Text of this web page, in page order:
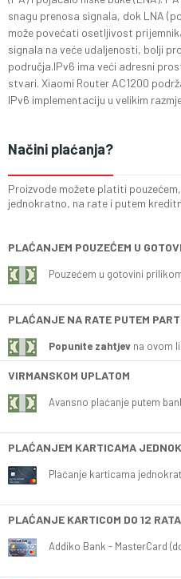
snagu prenosa signala, dok LNA
može povećati osetljivost
signala na veće udaljenosti, bolji
područja.IPv6 ima veći adresni
stvari. Xiaomi Router AC1200
IPv6 implementaciju u velikim
Načini plaćanja?
Proizvode možete platiti
jednokratno, na rate i putem
PLAĆANJEM POUZEĆEM U
Pouzećem u gotovini
PLAĆANJE NA RATE PUTEM
Popunite zahtjev na ovom
VIRMANSKOM UPLATOM
Avansno plaćanje putem
PLAĆANJEM KARTICAMA
Plaćanje karticama
PLAĆANJE KARTICOM DO 12 RATA
Addiko Bank - MasterCard